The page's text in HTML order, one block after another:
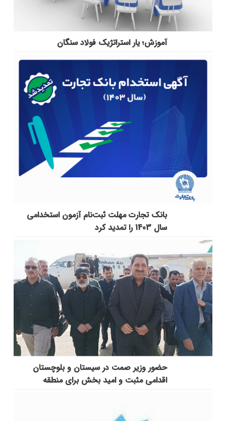
آموزش؛ یار استراتژیک فولاد سنگان
بانک تجارت مهلت ثبت‌نام آزمون استخدامی
سال 1403 را تمدید کرد
حضور وزیر صمت در سیستان و بلوچستان
اقدامی مثبت و امید بخش برای منطقه